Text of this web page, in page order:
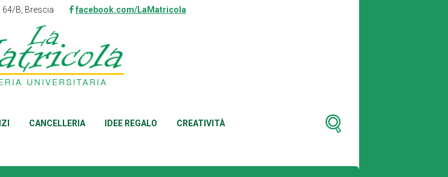
64/B, Brescia facebook.com/LaMatricola
CANCELLERIA IDEE REGALO CREATIVITÀ